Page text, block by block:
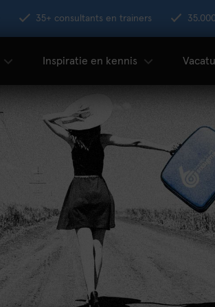
35+ consultants en trainers
Inspiratie en kennis